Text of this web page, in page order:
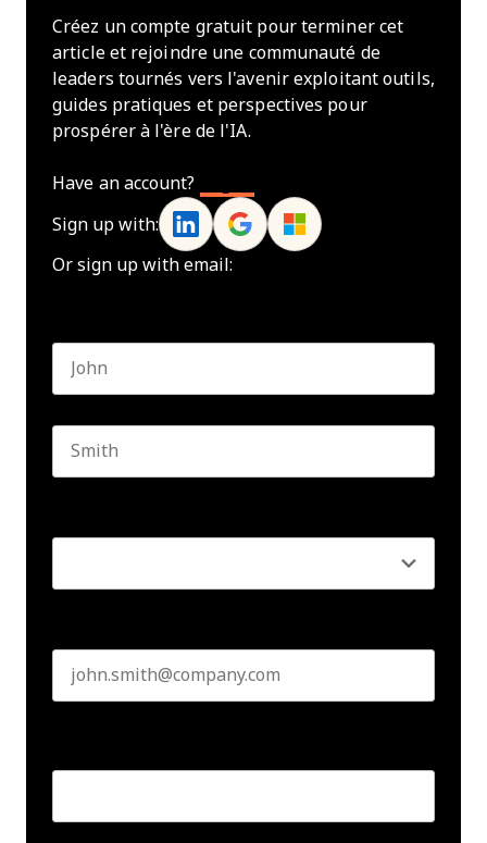
Créez un compte gratuit pour terminer cet
article et rejoindre une communauté de
leaders tournés vers l'avenir exploitant outils,
guides pratiques et perspectives pour
prospérer à l'ère de l'IA.
Have an account?
Sign up with:
Or sign up with email: